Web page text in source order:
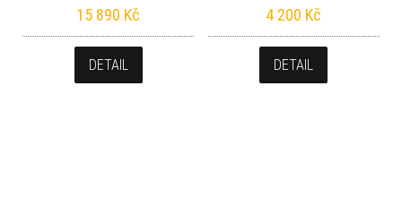
15 890 Kč
DETAIL
4 200 Kč
DETAIL